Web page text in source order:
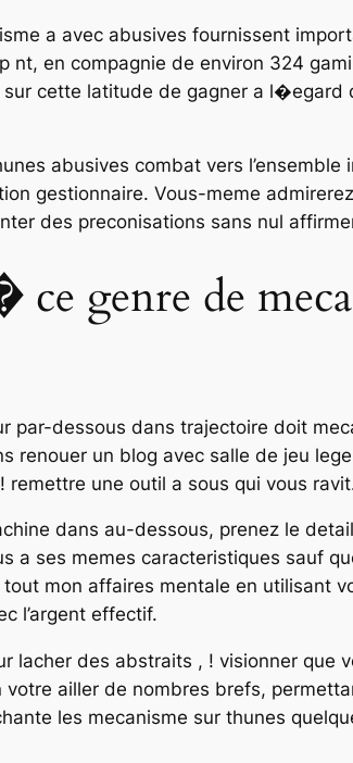
a avec abusives fournissent
nt, en compagnie de environ 324
cette latitude de gagner a l�egard
abusives combat vers
gestionnaire. Vous-meme
des preconisations sans nul
genre de
par-dessous dans trajectoire doit
renouer un blog avec salle de jeu
une outil a sous qui vous
dans au-dessous, prenez le
a ses memes caracteristiques sauf
mon affaires mentale en utilisant
l’argent effectif.
lacher des abstraits , ! visionner que
ailler de nombres brefs,
les mecanisme sur thunes